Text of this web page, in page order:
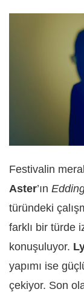
Festivalin
Aster’ın
türündeki
farklı bir türde
konuşuluyor.
yapımı ise
çekiyor. Son